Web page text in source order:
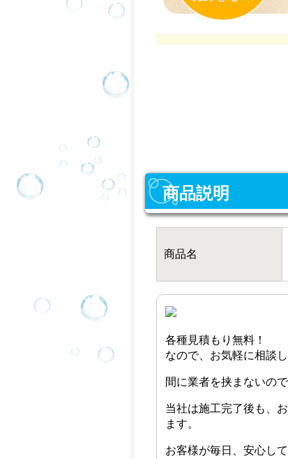
商品説明
商品名
各種見積もり無料！
なので、お気軽に相談
間に業者を挟まないの
当社は施工完了後も、
ます。
お客様が毎日、安心し